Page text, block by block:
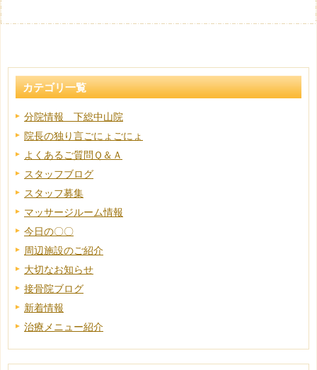
カテゴリ一覧
分院情報 下総中山院
院長の独り言ごにょごにょ
よくあるご質問Ｑ＆Ａ
スタッフブログ
スタッフ募集
マッサージルーム情報
今日の〇〇
周辺施設のご紹介
大切なお知らせ
接骨院ブログ
新着情報
治療メニュー紹介